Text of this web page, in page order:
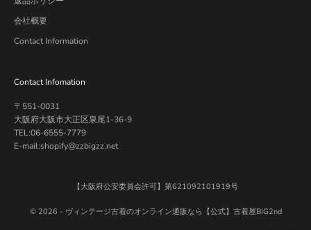
会社概要
Contact Information
Contact Infomation
〒551-0031
大阪府大阪市大正区泉尾1-36-9
TEL:06-6555-7779
E-mail:shopify@zzbigzz.net
【大阪府公安委員会許可】第621092101919号
© 2026 - ヴィンテージ古着のオンライン通販なら【公式】古着屋BIG2nd